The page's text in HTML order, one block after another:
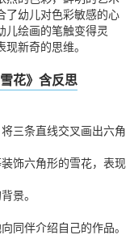
了幼儿对色彩敏感的心
儿绘画的笔触变得灵
新奇的思维。
花》含反思
三条直线交叉画出六角
饰六角形的雪花，表现
景。
伴介绍自己的作品。